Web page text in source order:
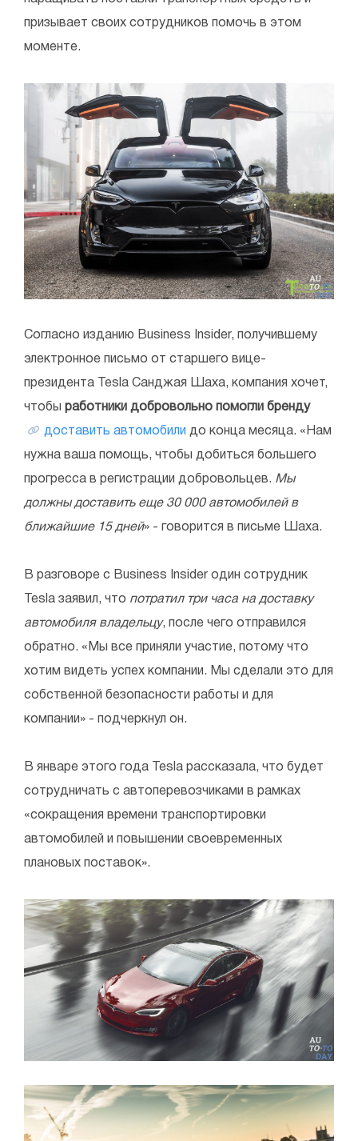
призывает своих сотрудников помочь в этом
моменте.
Согласно изданию Business Insider, получившему
электронное письмо от старшего вице-
президента Tesla Санджая Шаха, компания хочет,
чтобы работники добровольно помогли бренду
доставить автомобили до конца месяца. «Нам
нужна ваша помощь, чтобы добиться большего
прогресса в регистрации добровольцев. Мы
должны доставить еще 30 000 автомобилей в
ближайшие 15 дней» - говорится в письме Шаха.
В разговоре с Business Insider один сотрудник
Tesla заявил, что потратил три часа на доставку
автомобиля владельцу, после чего отправился
обратно. «Мы все приняли участие, потому что
хотим видеть успех компании. Мы сделали это для
собственной безопасности работы и для
компании» - подчеркнул он.
В январе этого года Tesla рассказала, что будет
сотрудничать с автоперевозчиками в рамках
«сокращения времени транспортировки
автомобилей и повышении своевременных
плановых поставок».